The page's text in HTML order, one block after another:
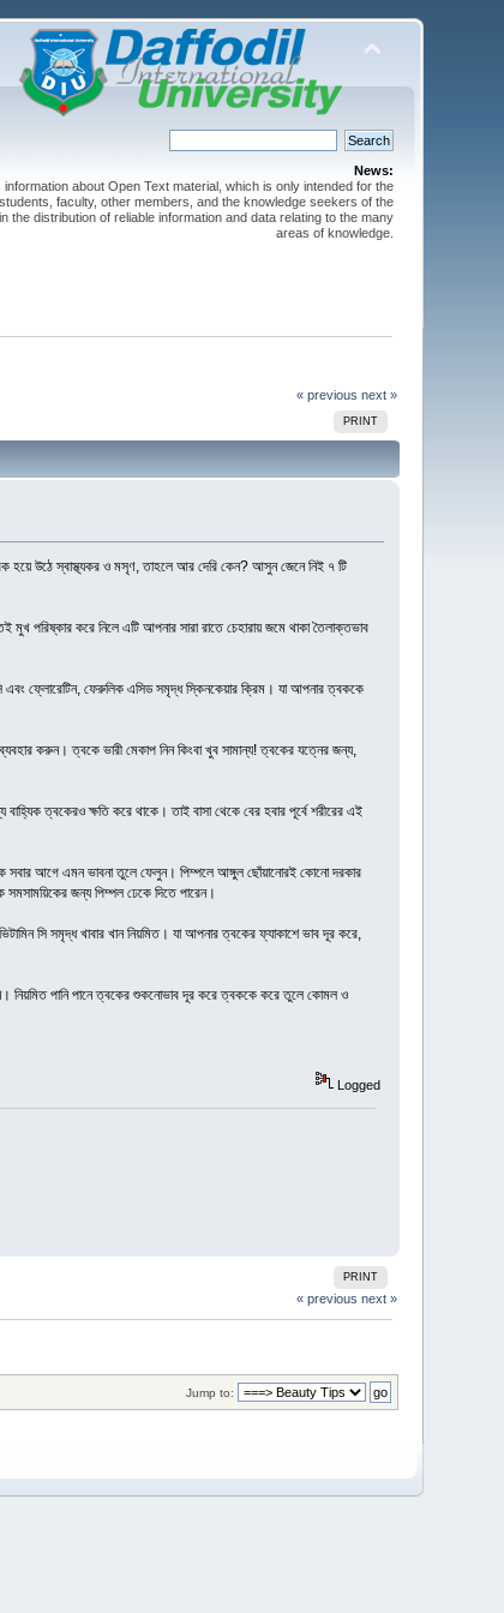
News:
about Open Text material, which is only intended for the
faculty, other members, and the knowledge seekers of the
the distribution of reliable information and data relating to the many
areas of knowledge.
« previous next »
PRINT
হয়ে উঠে স্বাস্থ্যকর ও মসৃণ, তাহলে আর দেরি কেন? আসুন জেনে নিই ৭ টি
করে নিলে এটি আপনার সারা রাতে চেহারায় জমে থাকা তৈলাক্তভাব
এবং ফ্লোরেটিন, ফেরুলিক এসিড সমৃদ্ধ স্কিনকেয়ার ক্রিম। যা আপনার ত্বককে
করুন। ত্বকে ভারী মেকাপ নিন কিংবা খুব সামান্য! ত্বকের যত্নের জন্য,
ত্বকেরও ক্ষতি করে থাকে। তাই বাসা থেকে বের হবার পূর্বে শরীরের এই
সবার আগে এমন ভাবনা তুলে ফেলুন। পিম্পলে আঙ্গুল ছোঁয়ানোরই কোনো দরকার
জন্য পিম্পল ঢেকে দিতে পারেন।
সি সমৃদ্ধ খাবার খান নিয়মিত। যা আপনার ত্বকের ফ্যাকাশে ভাব দূর করে,
নিয়মিত পানি পানে ত্বকের শুকনোভাব দূর করে ত্বককে করে তুলে কোমল ও
Logged
PRINT
« previous next »
Jump to: